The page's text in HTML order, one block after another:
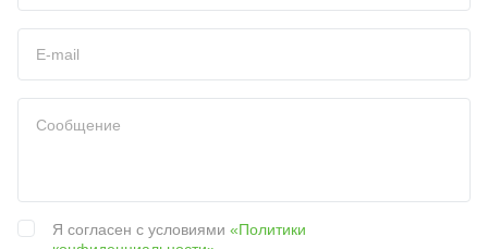
Я согласен с условиями «Политики